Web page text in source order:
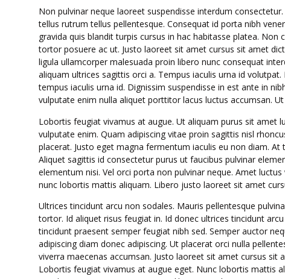
Non pulvinar neque laoreet suspendisse interdum
tellus rutrum tellus pellentesque. Consequat id porta nibh
gravida quis blandit turpis cursus in hac habitasse platea.
tortor posuere ac ut. Justo laoreet sit amet cursus sit amet
ligula ullamcorper malesuada proin libero nunc consequat
aliquam ultrices sagittis orci a. Tempus iaculis urna id
tempus iaculis urna id. Dignissim suspendisse in est ante in
vulputate enim nulla aliquet porttitor lacus luctus accumsan.
Lobortis feugiat vivamus at augue. Ut aliquam purus sit amet
vulputate enim. Quam adipiscing vitae proin sagittis nisl
placerat. Justo eget magna fermentum iaculis eu non diam.
Aliquet sagittis id consectetur purus ut faucibus pulvinar
elementum nisi. Vel orci porta non pulvinar neque. Amet
nunc lobortis mattis aliquam. Libero justo laoreet sit amet
Ultrices tincidunt arcu non sodales. Mauris pellentesque
tortor. Id aliquet risus feugiat in. Id donec ultrices tincidunt
tincidunt praesent semper feugiat nibh sed. Semper auctor
adipiscing diam donec adipiscing. Ut placerat orci nulla
viverra maecenas accumsan. Justo laoreet sit amet cursus
Lobortis feugiat vivamus at augue eget. Nunc lobortis mattis